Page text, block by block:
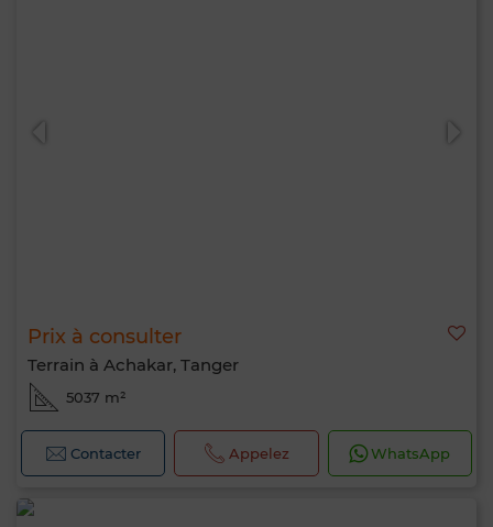
Prix à consulter
Terrain à Achakar, Tanger
5037 m²
Contacter Appelez WhatsApp